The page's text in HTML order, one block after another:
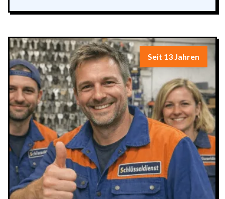
Seit 13 Jahren